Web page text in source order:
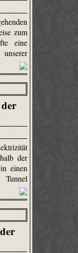
zum
eine
der
einen
Tunnel